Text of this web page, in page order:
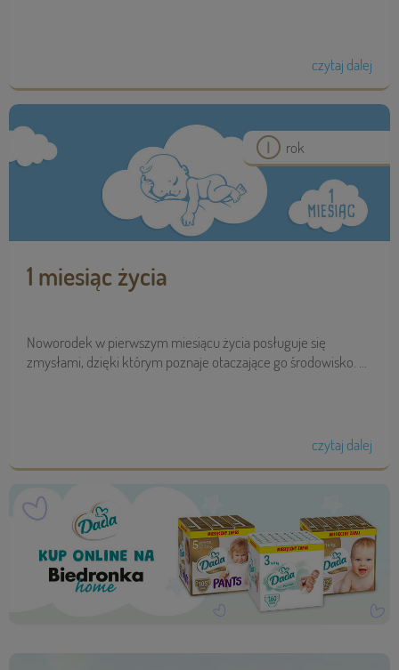
czytaj dalej
rok
1 miesiąc życia
Noworodek w pierwszym miesiącu życia posługuje się
zmysłami, dzięki którym poznaje otaczające go środowisko. ...
czytaj dalej